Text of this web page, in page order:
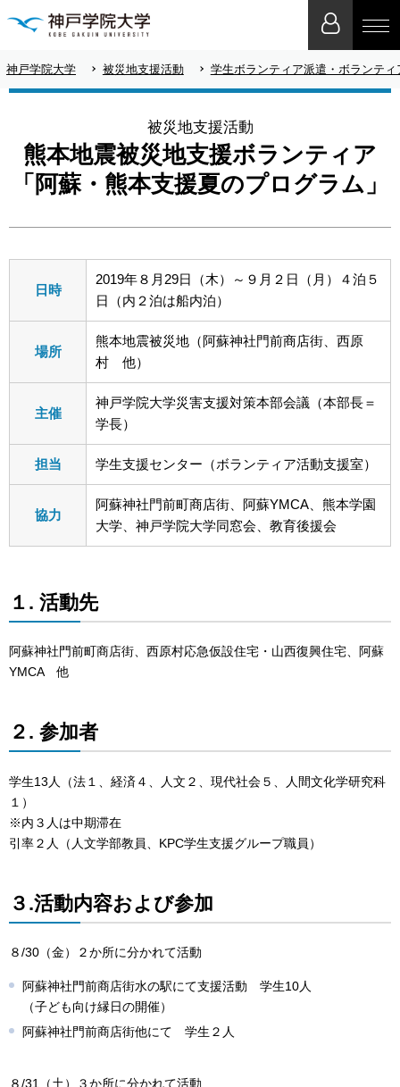
神戸学院大学 被災地支援活動 学生ボランティア派遣・ボランテ
被災地支援活動
熊本地震被災地支援ボランティア
「阿蘇・熊本支援夏のプログラム」
日時
2019年８月29日（木）～９月２日（月）４泊５
日（内２泊は船内泊）
場所
熊本地震被災地（阿蘇神社門前商店街、西原
村 他）
主催
神戸学院大学災害支援対策本部会議（本部長＝
学長）
担当 学生支援センター（ボランティア活動支援室）
協力
阿蘇神社門前町商店街、阿蘇YMCA、熊本学園
大学、神戸学院大学同窓会、教育後援会
１. 活動先
阿蘇神社門前町商店街、西原村応急仮設住宅・山西復興住宅、阿蘇
YMCA 他
２. 参加者
学生13人（法１、経済４、人文２、現代社会５、人間文化学研究科
１）
※内３人は中期滞在
引率２人（人文学部教員、KPC学生支援グループ職員）
３.活動内容および参加
８/30（金）２か所に分かれて活動
阿蘇神社門前商店街水の駅にて支援活動 学生10人
（子ども向け縁日の開催）
阿蘇神社門前商店街他にて 学生２人
８/31（土）３か所に分かれて活動